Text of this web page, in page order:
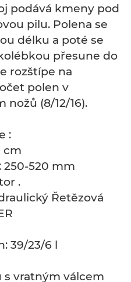
podává kmeny pod
pilu. Polena se
délku a poté se
přesune do
rozštípe na
polen v
nožů (8/12/16).
:
cm
250-520 mm
.
Řetězová
39/23/6 l
s vratným válcem